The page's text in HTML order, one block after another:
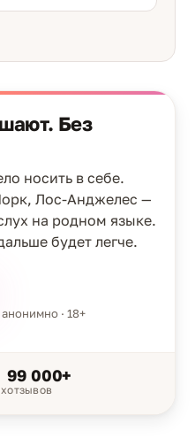
Без
носить в себе.
Лос-Анджелес —
на родном языке.
будет легче.
анонимно · 18+
99 000+
отзывов